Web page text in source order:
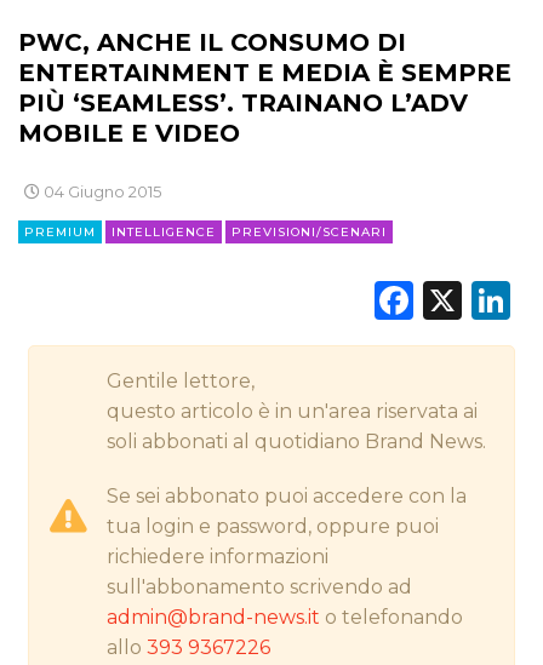
STRATEGIE
CINEMA
DIGITALE
RADIO / AUDIO
PWC, ANCHE IL CONSUMO DI
ENTERTAINMENT E MEDIA È SEMPRE
PIÙ ‘SEAMLESS’. TRAINANO L’ADV
MOBILE E VIDEO
04 Giugno 2015
PREMIUM INTELLIGENCE PREVISIONI/SCENARI
X
Gentile lettore,
questo articolo è in un'area riservata ai
soli abbonati al quotidiano Brand News.
Se sei abbonato puoi accedere con la
tua login e password, oppure puoi
richiedere informazioni
sull'abbonamento scrivendo ad
admin@brand-news.it o telefonando
allo393 9367226